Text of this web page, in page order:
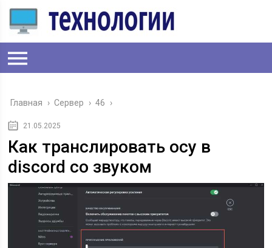
Главная › Сервер › 46 ›
21.05.2025
Как транслировать осу в
discord со звуком